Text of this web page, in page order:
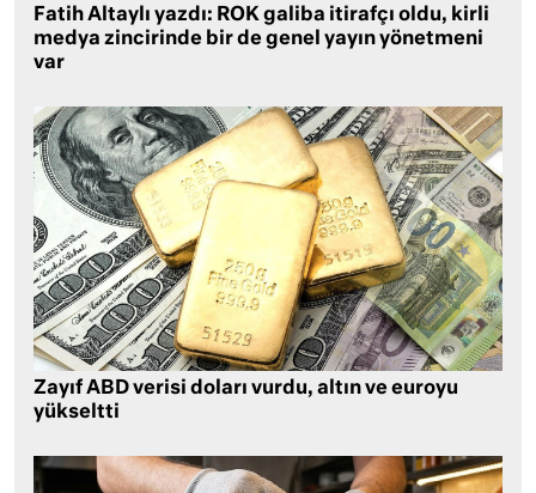
Fatih Altaylı yazdı: ROK galiba itirafçı oldu, kirli
medya zincirinde bir de genel yayın yönetmeni
var
Zayıf ABD verisi doları vurdu, altın ve euroyu
yükseltti